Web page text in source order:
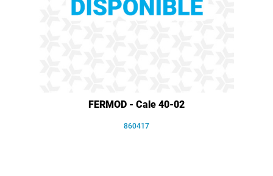
FERMOD - Cale 40-02
860417